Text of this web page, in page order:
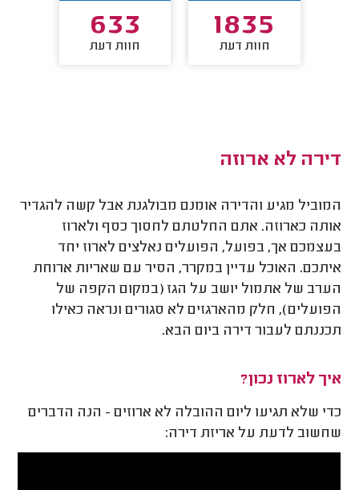
1835
חוות דעת
633
חוות דעת
דירה לא ארוזה
המוביל מגיע והדירה אומנם מבולגנת אבל קשה להגדיר
אותה כארוזה. אתם החלטתם לחסוך כסף ולארוז
בעצמכם אך, בפועל, הפועלים נאלצים לארוז יחד
איתכם. האוכל עדיין במקרר, הסיר עם שאריות ארוחת
הערב של אתמול יושב על הגז (במקום הקפה של
הפועלים), חלק מהארגזים לא סגורים ונראה כאילו
תכננתם לעבור דירה ביום הבא.
איך לארוז נכון?
כדי שלא תגיעו ליום ההובלה לא ארוזים - הנה הדברים
שחשוב לדעת על אריזת דירה: